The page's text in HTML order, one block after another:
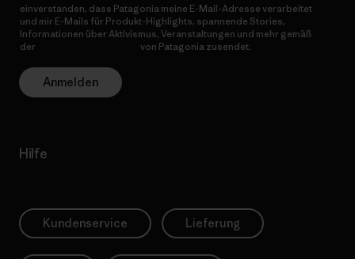
einverstanden, dass Patagonia meine E-Mail-Adresse verarbeitet
und mir E-Mails für Produkt-Highlights, spannende Stories,
Informationen über Aktivismus, Veranstaltungen und mehr gemäß
der
von Patagonia zusendet.
Anmelden
Hilfe
Kundenservice Lieferung